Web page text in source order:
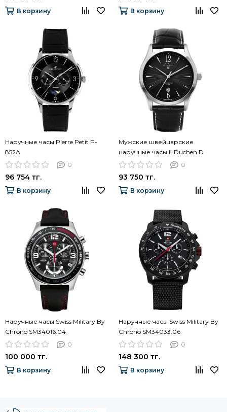
В корзину В корзину
Наручные часы Pierre Petit P-
852A
0
96 754 тг.
В корзину
Мужские швейцарские
наручные часы L'Duchen D
161.11.21
0
93 750 тг.
В корзину
Наручные часы Swiss Military By
Chrono SM34016.04
0
100 000 тг.
В корзину
Наручные часы Swiss Military By
Chrono SM34033.06
0
148 300 тг.
В корзину